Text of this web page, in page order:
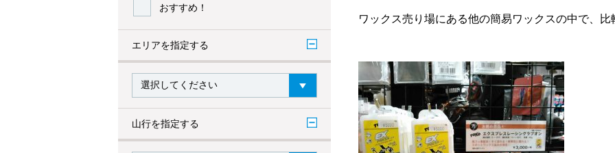
おすすめ！
エリアを指定する
山行を指定する
ワックス売り場にある他の簡易ワックスの中で、